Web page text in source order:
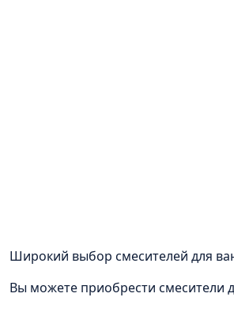
Широкий выбор смесителей для
Вы можете приобрести смесители